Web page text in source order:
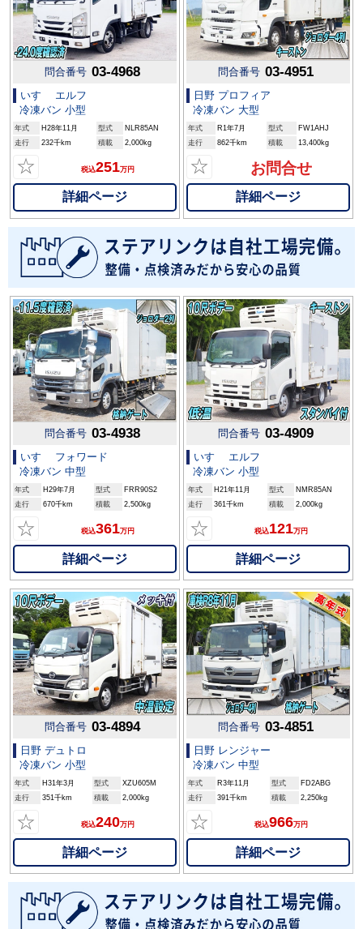
問合番号 03-4968
いすゞ エルフ
冷凍バン 小型
年式 H28年11月 型式
NLR85AN
走行
232千km 積載 2,000kg
☆ 税込251万円
詳細ページ
問合番号 03-4951
日野 プロフィア
冷凍バン 大型
年式 R1年7月 型式
FW1AHJ
走行
862千km 積載 13,400kg
☆ お問合せ
詳細ページ
問合番号 03-4938
いすゞ フォワード
冷凍バン 中型
年式 H29年7月 型式
FRR90S2
走行
670千km 積載 2,500kg
☆ 税込361万円
詳細ページ
問合番号 03-4909
いすゞ エルフ
冷凍バン 小型
年式 H21年11月 型式
NMR85AN
走行
361千km 積載 2,000kg
☆ 税込121万円
詳細ページ
問合番号 03-4894
日野 デュトロ
冷凍バン 小型
年式 H31年3月 型式
XZU605M
走行
351千km 積載 2,000kg
☆ 税込240万円
詳細ページ
問合番号 03-4851
日野 レンジャー
冷凍バン 中型
年式 R3年11月 型式
FD2ABG
走行
391千km 積載 2,250kg
☆ 税込966万円
詳細ページ